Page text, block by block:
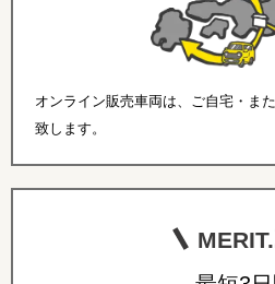
オンライン販売車両は、ご自宅・ま
致します。
MERIT.